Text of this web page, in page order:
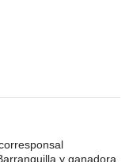
y ganadora